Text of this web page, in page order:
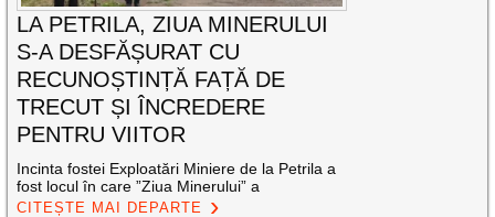
LA PETRILA, ZIUA MINERULUI
S-A DESFĂȘURAT CU
RECUNOȘTINȚĂ FAȚĂ DE
TRECUT ȘI ÎNCREDERE
PENTRU VIITOR
Incinta fostei Exploatări Miniere de la Petrila a
fost locul în care ”Ziua Minerului” a
CITEȘTE MAI DEPARTE